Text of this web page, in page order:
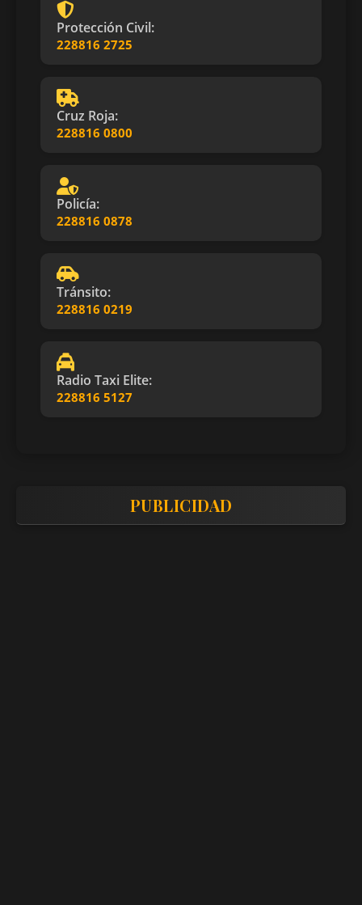
Protección Civil:
228816 2725
Cruz Roja:
228816 0800
Policía:
228816 0878
Tránsito:
228816 0219
Radio Taxi Elite:
228816 5127
PUBLICIDAD